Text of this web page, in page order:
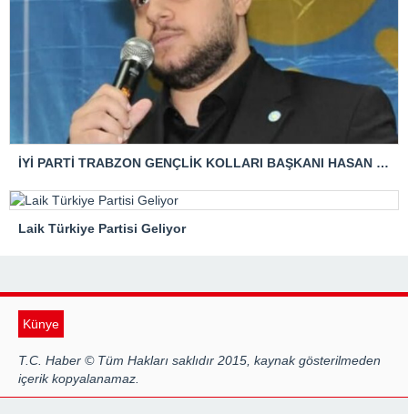
İYİ PARTİ TRABZON GENÇLİK KOLLARI BAŞKANI HASAN KAĞAN ÇAKIROĞLU’NDAN TBMM BAŞKANI’NA ÇOK SERT TEPKİ: “ANAYASAL SUÇ İŞLENMİŞTİR!”
Laik Türkiye Partisi Geliyor
Künye
T.C. Haber © Tüm Hakları saklıdır 2015, kaynak gösterilmeden
içerik kopyalanamaz.